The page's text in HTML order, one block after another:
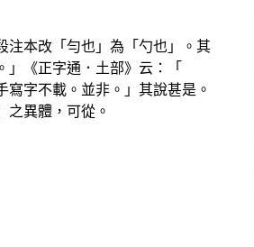
注本改「勻也」為「勺也」。其
」《正字通．土部》云：「
不載。並非。」其說甚是。
之異體，可從。